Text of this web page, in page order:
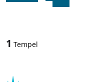
1 Tempel